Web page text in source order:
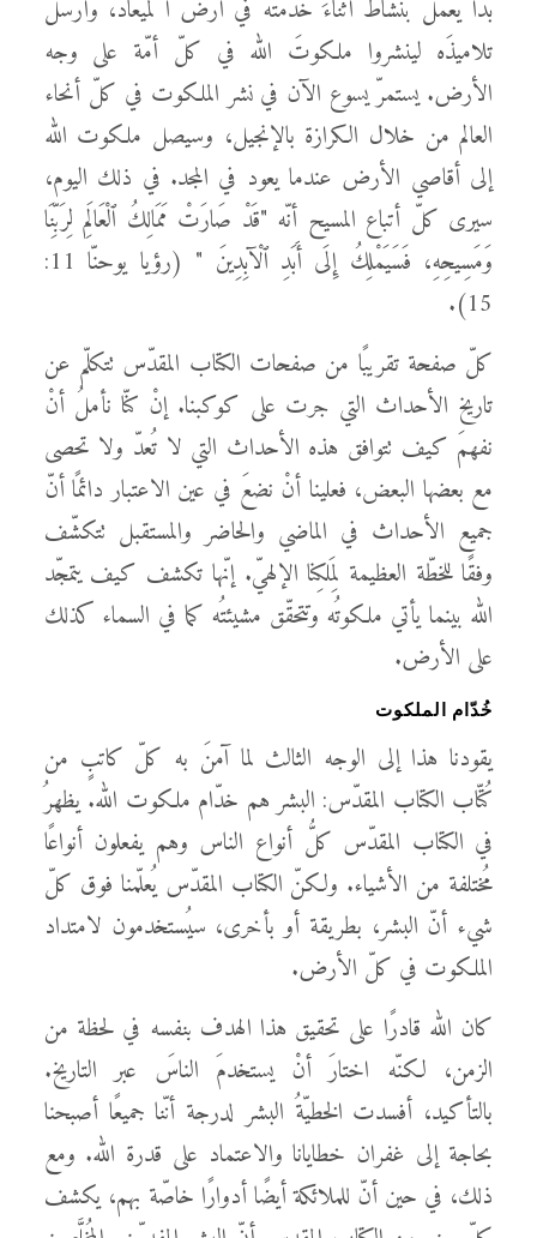
بدأ يعمل بنشاط أثناءَ خدمته في أرض ا لميعاد، وأرسل
تلاميذَه لينشروا ملكوتَ الله في كلّ أمّة على وجه
الأرض. يستمرّ يسوع الآن في نشر الملكوت في كلّ أنحاء
العالم من خلال الكرازة بالإنجيل، وسيصل ملكوت الله
إلى أقاصي الأرض عندما يعود في المجد. في ذلك اليوم،
سيرى كلّ أتباع المسيح أنّه "قَدْ صَارَتْ مَمَالِكُ ٱلْعَالَمِ لِرَبِّنَا
وَمَسِيحِهِ، فَسَيَمْلِكُ إِلَى أَبَدِ ٱلْآبِدِينَ " (رؤيا يوحنّا 11:
15).
كلّ صفحة تقريبًا من صفحات الكتاب المقدّس تتكلّم عن
تاريخ الأحداث التي جرت على كوكبنا. إنْ كنّا نأملُ أنْ
نفهمَ كيف تتوافق هذه الأحداث التي لا تُعدّ ولا تحصى
مع بعضها البعض، فعلينا أنْ نضعَ في عين الاعتبار دائمًا أنّ
جميع الأحداث في الماضي والحاضر والمستقبل تتكشّف
وفقًا للخطّة العظيمة لِمَلكِنا الإلهيّ. إنّها تكشف كيف يتمجّد
الله بينما يأتي ملكوتُه وتتحقّق مشيئتُه كما في السماء كذلك
على الأرض.
خُدّام الملكوت
يقودنا هذا إلى الوجه الثالث لما آمنَ به كلّ كاتبٍ من
كُتّاب الكتاب المقدّس: البشر هم خدّام ملكوت الله. يظهرُ
في الكتاب المقدّس كلُّ أنواع الناس وهم يفعلون أنواعًا
مُختلفة من الأشياء. ولكنّ الكتاب المقدّس يُعلّمنا فوق كلّ
شيء أنّ البشر، بطريقة أو بأخرى، سيُستخدمون لامتداد
الملكوت في كلّ الأرض.
كان الله قادرًا على تحقيق هذا الهدف بنفسه في لحظة من
الزمن، لكنّه اختارَ أنْ يستخدمَ الناسَ عبر التاريخ.
بالتأكيد، أفسدت الخطيّةُ البشر لدرجة أنّنا جميعًا أصبحنا
بحاجة إلى غفران خطايانا والاعتماد على قدرة الله. ومع
ذلك، في حين أنّ للملائكة أيضًا أدوارًا خاصّة بهم، يكشف